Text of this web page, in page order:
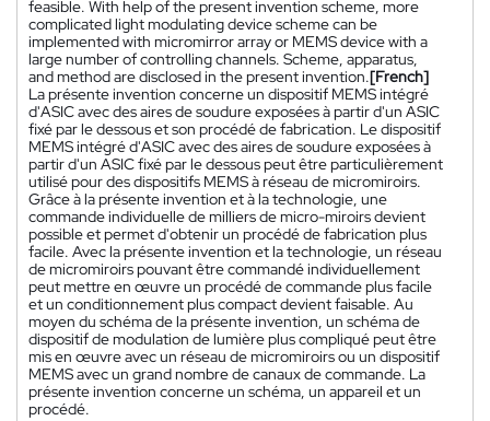
feasible. With help of the present invention scheme, more
complicated light modulating device scheme can be
implemented with micromirror array or MEMS device with a
large number of controlling channels. Scheme, apparatus,
and method are disclosed in the present invention.[French]
La présente invention concerne un dispositif MEMS intégré
d'ASIC avec des aires de soudure exposées à partir d'un ASIC
fixé par le dessous et son procédé de fabrication. Le dispositif
MEMS intégré d'ASIC avec des aires de soudure exposées à
partir d'un ASIC fixé par le dessous peut être particulièrement
utilisé pour des dispositifs MEMS à réseau de micromiroirs.
Grâce à la présente invention et à la technologie, une
commande individuelle de milliers de micro-miroirs devient
possible et permet d'obtenir un procédé de fabrication plus
facile. Avec la présente invention et la technologie, un réseau
de micromiroirs pouvant être commandé individuellement
peut mettre en œuvre un procédé de commande plus facile
et un conditionnement plus compact devient faisable. Au
moyen du schéma de la présente invention, un schéma de
dispositif de modulation de lumière plus compliqué peut être
mis en œuvre avec un réseau de micromiroirs ou un dispositif
MEMS avec un grand nombre de canaux de commande. La
présente invention concerne un schéma, un appareil et un
procédé.